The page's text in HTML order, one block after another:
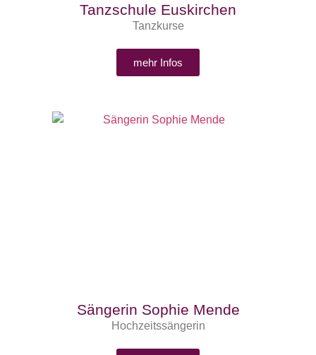
Tanzschule Euskirchen
Tanzkurse
mehr Infos
Sängerin Sophie Mende
Hochzeitssängerin